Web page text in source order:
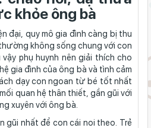
khỏe ông bà
đại, quy mô gia đình càng bị thu
không sống chung với con
phụ huynh nên giải thích cho
gia đình của ông bà và tình cảm
dạy con ngoan từ bé tốt nhất
quan hệ thân thiết, gần gũi với
xuyên với ông bà.
gũi nhất để con cái noi theo. Trẻ